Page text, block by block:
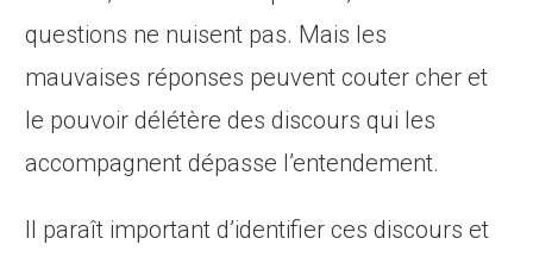
questions ne nuisent pas. Mais les
mauvaises réponses peuvent couter cher et
le pouvoir délétère des discours qui les
accompagnent dépasse l’entendement.
Il paraît important d’identifier ces discours et